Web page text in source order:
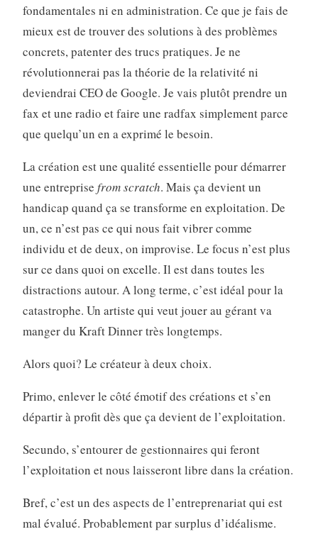
fondamentales ni en administration. Ce que je fais de
mieux est de trouver des solutions à des problèmes
concrets, patenter des trucs pratiques. Je ne
révolutionnerai pas la théorie de la relativité ni
deviendrai CEO de Google. Je vais plutôt prendre un
fax et une radio et faire une radfax simplement parce
que quelqu’un en a exprimé le besoin.
La création est une qualité essentielle pour démarrer
une entreprise from scratch. Mais ça devient un
handicap quand ça se transforme en exploitation. De
un, ce n’est pas ce qui nous fait vibrer comme
individu et de deux, on improvise. Le focus n’est plus
sur ce dans quoi on excelle. Il est dans toutes les
distractions autour. A long terme, c’est idéal pour la
catastrophe. Un artiste qui veut jouer au gérant va
manger du Kraft Dinner très longtemps.
Alors quoi? Le créateur à deux choix.
Primo, enlever le côté émotif des créations et s’en
départir à profit dès que ça devient de l’exploitation.
Secundo, s’entourer de gestionnaires qui feront
l’exploitation et nous laisseront libre dans la création.
Bref, c’est un des aspects de l’entreprenariat qui est
mal évalué. Probablement par surplus d’idéalisme.